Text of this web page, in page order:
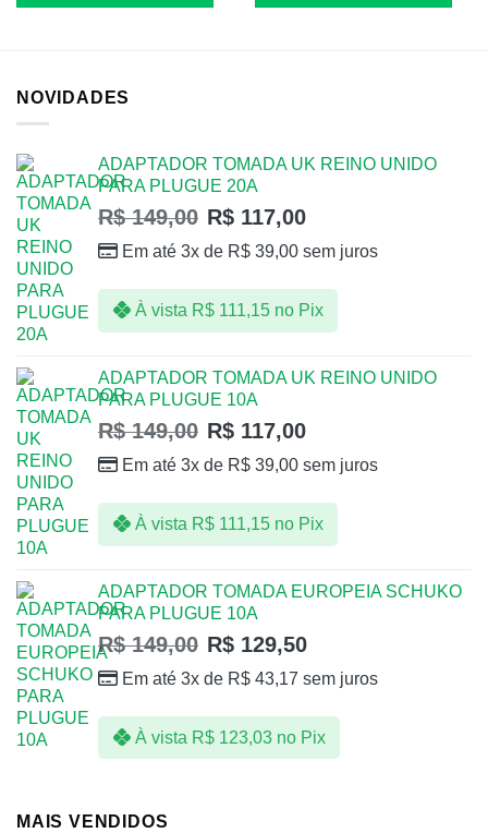
NOVIDADES
ADAPTADOR TOMADA UK REINO UNIDO
PARA PLUGUE 20A
R$149,00 R$ 117,00
Em até 3x de R$ 39,00 sem juros
À vista R$111,15 no Pix
ADAPTADOR TOMADA UK REINO UNIDO
PARA PLUGUE 10A
R$149,00 R$ 117,00
Em até 3x de R$ 39,00 sem juros
À vista R$111,15 no Pix
ADAPTADOR TOMADA EUROPEIA SCHUKO
PARA PLUGUE 10A
R$149,00 R$ 129,50
Em até 3x de R$ 43,17 sem juros
À vista R$123,03 no Pix
MAIS VENDIDOS